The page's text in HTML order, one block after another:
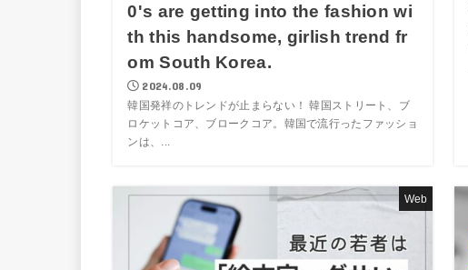
0's are getting into the fashion wi
th this handsome, girlish trend fr
om South Korea.
2024.08.09
韓国発祥のトレンドが止まらない！ 韓国ストリート、ブ
ロケットコア、ブロークコア。韓国で流行ったファッショ
ンは、...
Web